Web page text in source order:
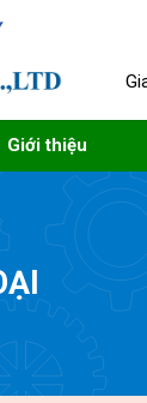
Giới thiệu